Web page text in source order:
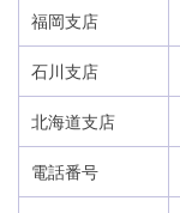
福岡支店
石川支店
北海道支店
電話番号